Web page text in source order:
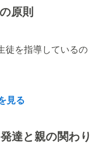
原則
徒を指導しているの
見る
達と親の関わり